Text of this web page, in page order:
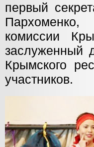
первый
Пархоменко,
комиссии
заслуженный
Крымского
участников.